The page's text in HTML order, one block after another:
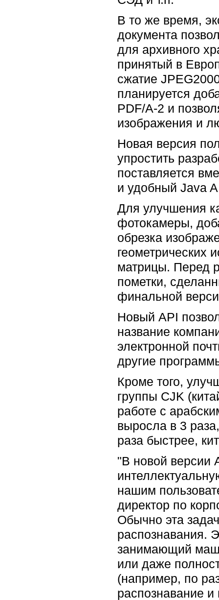
В то же время,
документа
для архивного
принятый в
сжатие
планируется
PDF/A-2 и
изображения и
Новая версия
упростить
поставляется
и удобный Java
Для улучшения
фотокамеры,
обрезка
геометрических
матрицы. Перед
пометки,
финальной
Новый API
название
электронной
другие
Кроме того,
группы CJK
работе с
выросла в 3
раза быстрее,
"В новой версии
нашим
директор по
Обычно эта
распознавания.
занимающий
или даже
(например, по
распознавание и